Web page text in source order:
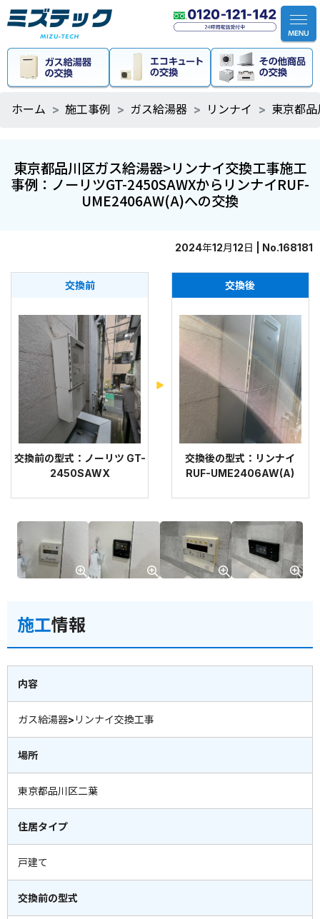
ホーム 施工事例 ガス給湯器 リンナイ 東京都
東京都品川区ガス給湯器>リンナイ交換工事施工
事例：ノーリツGT-2450SAWXからリンナイRUF-
UME2406AW(A)への交換
2024年12月12日 | No.168181
交換前
交換前の型式：ノーリツ GT-
2450SAWX
交換後
交換後の型式：リンナイ
RUF-UME2406AW(A)
施工情報
内容
ガス給湯器>リンナイ交換工事
場所
東京都品川区二葉
住居タイプ
戸建て
交換前の型式